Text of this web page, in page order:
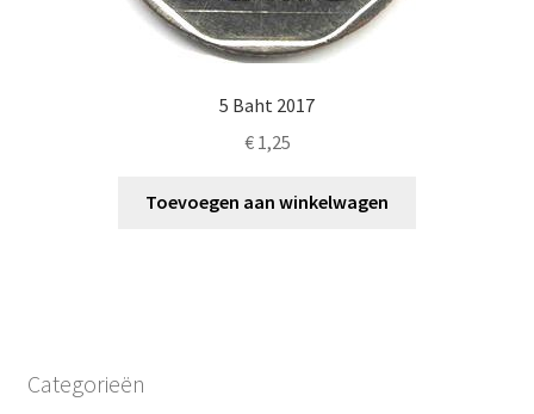
5 Baht 2017
€1,25
Toevoegen aan winkelwagen
Categorieën